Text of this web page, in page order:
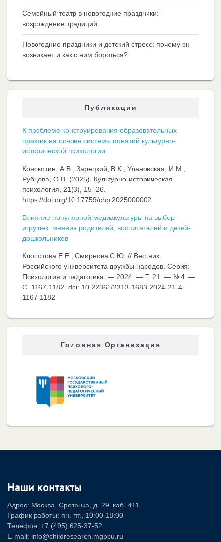
Семейный театр в новогодние праздники:
возрождение традиций
Новогодние праздники и детский стресс: почему он
возникает и как с ним бороться?
Публикации
К проблеме конструирования образовательных
практик на основе системы понятий культурно-
исторической психологии
Конокотин, А.В., Зарецкий, В.К., Улановская, И.М.,
Рубцова, О.В. (2025). Культурно-историческая
психология, 21(3), 15–26.
https://doi.org/10.17759/chp.2025000002
Влияние популярной медиакультуры на выбор
игрушек: мнения родителей, воспитателей и детей-
дошкольников
Клопотова Е.Е., Смирнова С.Ю. // Вестник
Российского университета дружбы народов. Серия:
Психология и педагогика. — 2024. — Т. 21. — №4. —
C. 1167-1182. doi: 10.22363/2313-1683-2024-21-4-
1167-1182
Головная Организация
Наши контакты
Адрес: Москва, Сретенка, д. 29, каб. 411
График работы: пн.-пт., 10:00-18:00
Телефон: +7 (495) 625-37-52
E-mail: info@childresearch.mgppu.ru